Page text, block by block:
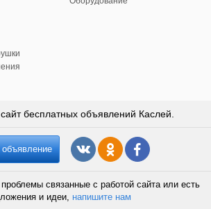
бесплатных объявлений Каслей.
связанные с работой сайта или есть
и идеи, напишите нам